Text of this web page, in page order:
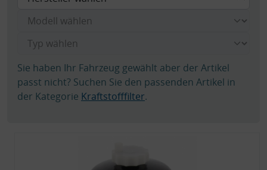
Sie haben Ihr Fahrzeug gewählt aber der Artikel
passt nicht? Suchen Sie den passenden Artikel in
der Kategorie Kraftstofffilter.